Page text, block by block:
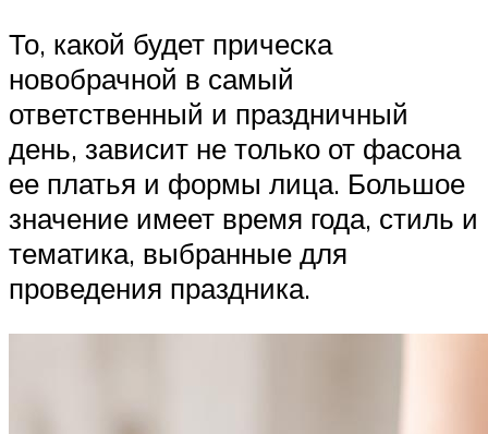
То, какой будет прическа
новобрачной в самый
ответственный и праздничный
день, зависит не только от фасона
ее платья и формы лица. Большое
значение имеет время года, стиль и
тематика, выбранные для
проведения праздника.